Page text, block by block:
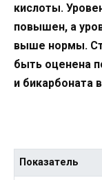
кислоты.
повышен, а
выше нормы.
быть оценена
и бикарбоната
Показатель